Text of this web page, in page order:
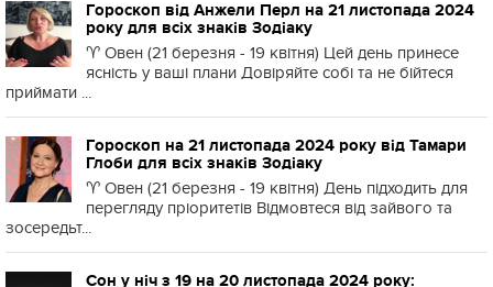
Гороскоп від Анжели Перл на 21 листопада 2024
року для всіх знаків Зодіаку
♈️ Овен (21 березня - 19 квітня) Цей день принесе
ясність у ваші плани Довіряйте собі та не бійтеся
приймати ...
Гороскоп на 21 листопада 2024 року від Тамари
Глоби для всіх знаків Зодіаку
♈️ Овен (21 березня - 19 квітня) День підходить для
перегляду пріоритетів Відмовтеся від зайвого та
зосередьт...
Сон у ніч з 19 на 20 листопада 2024 року: